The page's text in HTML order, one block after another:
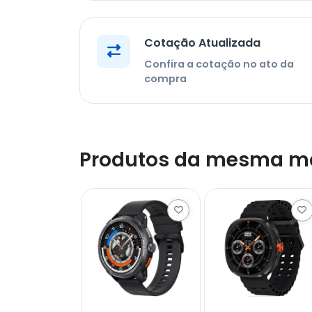
Cotação Atualizada
Confira a cotação no ato da
compra
Produtos da mesma